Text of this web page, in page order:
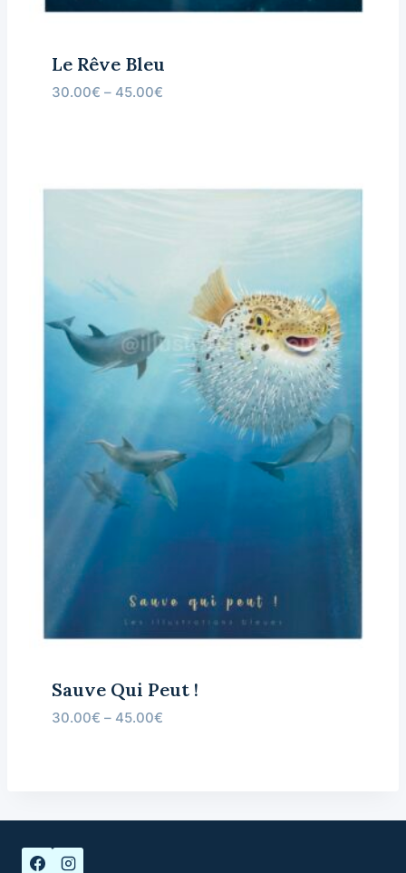
Le Rêve Bleu
30.00€ – 45.00€
Sauve Qui Peut !
30.00€ – 45.00€